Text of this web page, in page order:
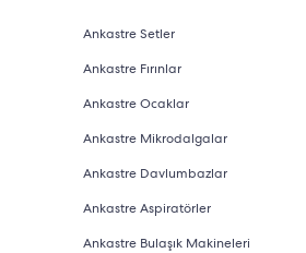
Ankastre Setler
Ankastre Fırınlar
Ankastre Ocaklar
Ankastre Mikrodalgalar
Ankastre Davlumbazlar
Ankastre Aspiratörler
Ankastre Bulaşık Makineleri